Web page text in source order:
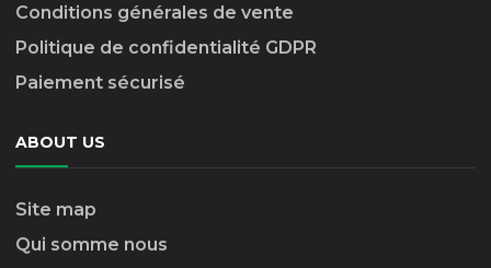
Conditions générales de vente
Politique de confidentialité GDPR
Paiement sécurisé
ABOUT US
Site map
Qui somme nous